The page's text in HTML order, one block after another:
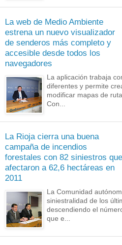
La web de Medio Ambiente
estrena un nuevo visualizador
de senderos más completo y
accesible desde todos los
navegadores
La aplicación trabaja
diferentes y permite
modificar mapas de
Con...
La Rioja cierra una buena
campaña de incendios
forestales con 82 siniestros que
afectaron a 62,6 hectáreas en
2011
La Comunidad
siniestralidad de los
descendiendo el
que e...